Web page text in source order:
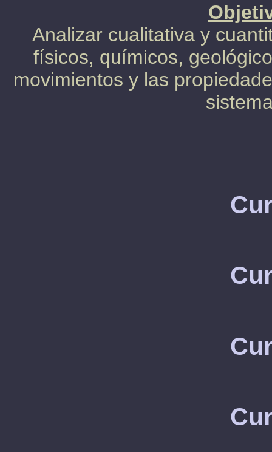
Analizar cualitativa y
físicos, químicos,
movimientos y las